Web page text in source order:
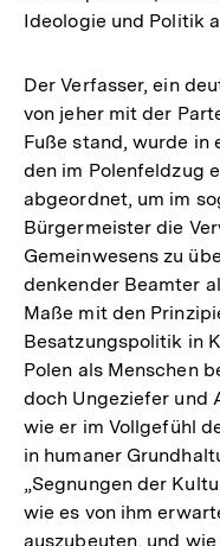
Ideologie und Politik
Der Verfasser, ein
von jeher mit der
Fuße stand, wurde in
den im Polenfeldzug
abgeordnet, um im
Bürgermeister die
Gemeinwesens zu
denkender Beamter
Maße mit den
Besatzungspolitik in
Polen als Menschen
doch Ungeziefer und
wie er im Vollgefühl
in humaner
„Segnungen der
wie es von ihm
auszubeuten, und